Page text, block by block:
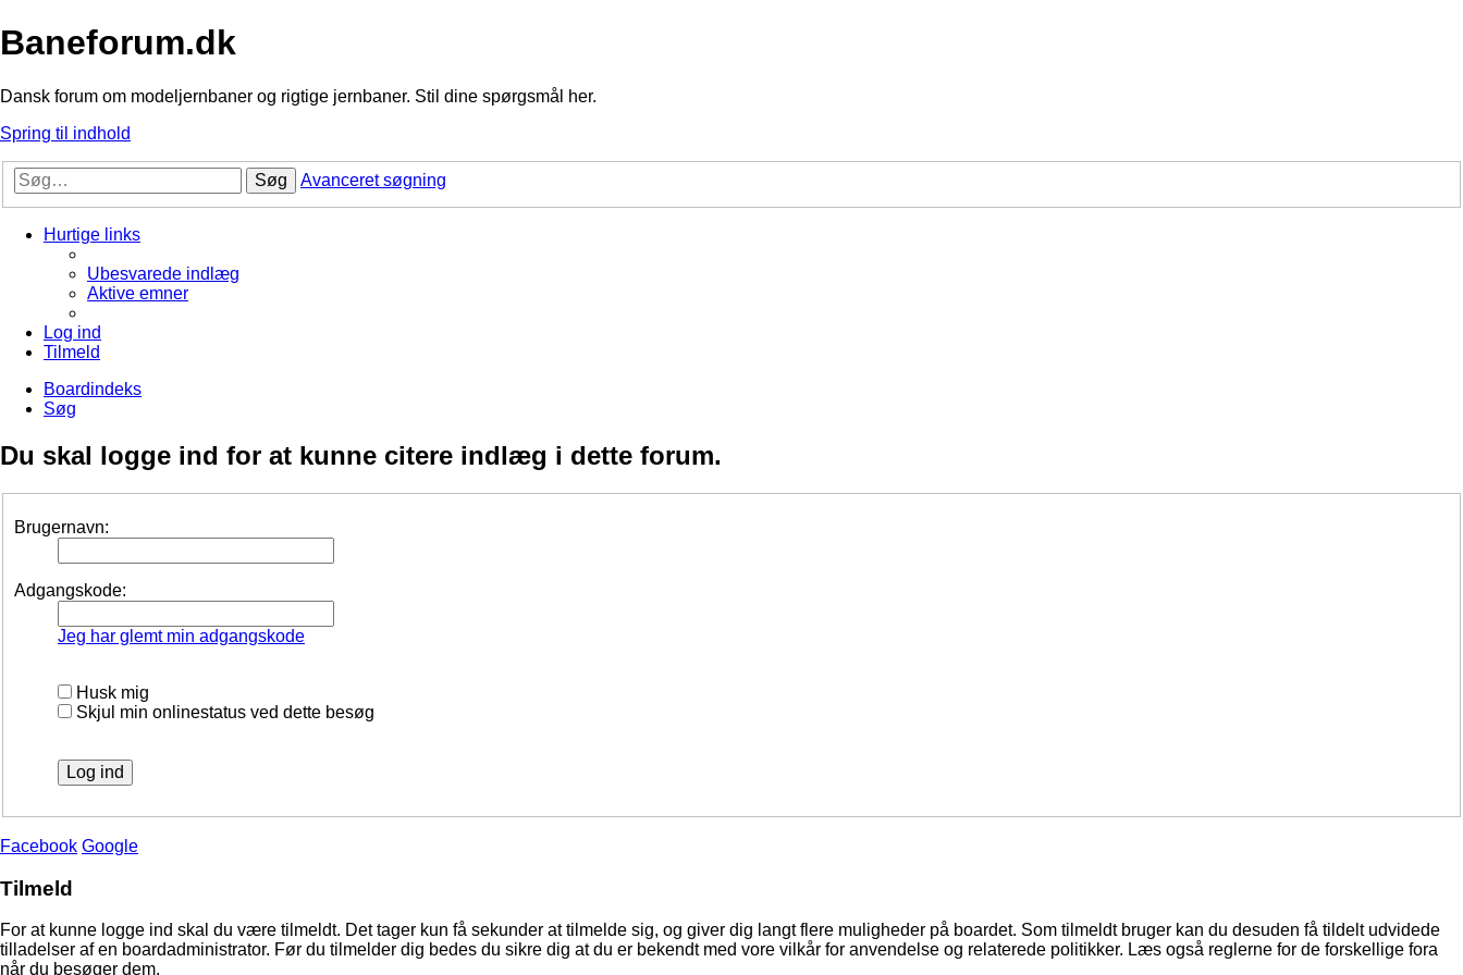
Baneforum.dk
Dansk forum om modeljernbaner og rigtige jernbaner. Stil dine spørgsmål her.
Spring til indhold
Søg Avanceret søgning
Hurtige links
Ubesvarede indlæg
Aktive emner
Log ind
Tilmeld
Boardindeks
Søg
Du skal logge ind for at kunne citere indlæg i dette forum.
Brugernavn:
Adgangskode:
Jeg har glemt min adgangskode
Husk mig
Skjul min onlinestatus ved dette besøg
Facebook Google
Tilmeld
For at kunne logge ind skal du være tilmeldt. Det tager kun få sekunder at tilmelde sig, og giver dig langt flere muligheder på boardet. Som tilmeldt bruger kan du desuden få tildelt udvidede
tilladelser af en boardadministrator. Før du tilmelder dig bedes du sikre dig at du er bekendt med vore vilkår for anvendelse og relaterede politikker. Læs også reglerne for de forskellige fora
når du besøger dem.